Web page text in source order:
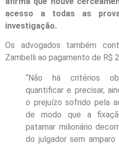
acesso a todas as
investigação.
Os advogados também
Zambelli ao pagamento de R$
“Não há critérios
quantificar e precisar,
o prejuízo sofrido pela
de modo que a
patamar milionário
do julgador sem